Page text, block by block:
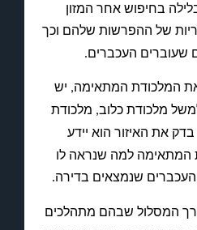
בחיפוש אחר המזון
של ההפרשות שלהם וכך
שעוברים העכברים.
המלכודת המתאימה, יש
מלכודת כלוב, מלכודת
את האיזור הוא יידע
המתאימה למה שנראה לו
העכברים שנמצאים בדירה.
המסלול שבהם מתהלכים